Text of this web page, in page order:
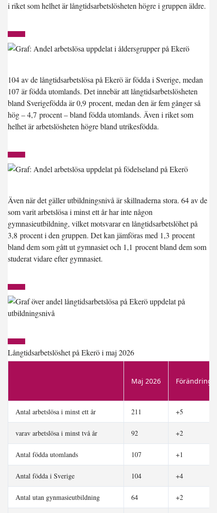
i riket som helhet är långtidsarbetslösheten högre i gruppen äldre.
104 av de långtidsarbetslösa på Ekerö är födda i Sverige, medan
107 är födda utomlands. Det innebär att långtidsarbetslösheten
bland Sverigefödda är 0,9 procent, medan den är fem gånger så
hög – 4,7 procent – bland födda utomlands. Även i riket som
helhet är arbetslösheten högre bland utrikesfödda.
Även när det gäller utbildningsnivå är skillnaderna stora. 64 av de
som varit arbetslösa i minst ett år har inte någon
gymnasieutbildning, vilket motsvarar en långtidsarbetslöhet på
3,8 procent i den gruppen. Det kan jämföras med 1,3 procent
bland dem som gått ut gymnasiet och 1,1 procent bland dem som
studerat vidare efter gymnasiet.
Långtidsarbetslöshet på Ekerö i maj 2026
Maj 2026 Förändring
Antal arbetslösa i minst ett år 211 +5
varav arbetslösa i minst två år 92 +2
Antal födda utomlands 107 +1
Antal födda i Sverige 104 +4
Antal utan gynmasieutbildning 64 +2